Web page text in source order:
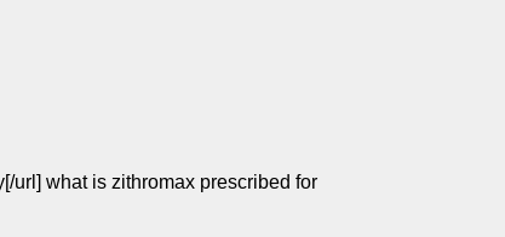
url] what is zithromax prescribed for